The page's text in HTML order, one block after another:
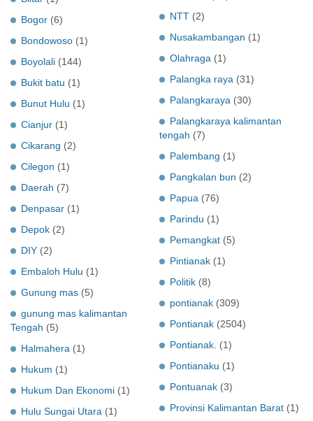
Bogor (6)
Bondowoso (1)
Boyolali (144)
Bukit batu (1)
Bunut Hulu (1)
Cianjur (1)
Cikarang (2)
Cilegon (1)
Daerah (7)
Denpasar (1)
Depok (2)
DIY (2)
Embaloh Hulu (1)
Gunung mas (5)
gunung mas kalimantan
Tengah (5)
Halmahera (1)
Hukum (1)
Hukum Dan Ekonomi (1)
Hulu Sungai Utara (1)
NTT (2)
Nusakambangan (1)
Olahraga (1)
Palangka raya (31)
Palangkaraya (30)
Palangkaraya kalimantan
tengah (7)
Palembang (1)
Pangkalan bun (2)
Papua (76)
Parindu (1)
Pemangkat (5)
Pintianak (1)
Politik (8)
pontianak (309)
Pontianak (2504)
Pontianak. (1)
Pontianaku (1)
Pontuanak (3)
Provinsi Kalimantan Barat (1)